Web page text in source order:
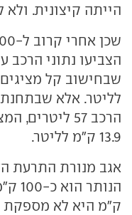
הייתה קיצונית. ולא
לליטר. אלא שבתחנת
הרכב 57
13.9 ק"מ לליטר.
אגב מנורת התרעת
ק"מ היא לא מספקת